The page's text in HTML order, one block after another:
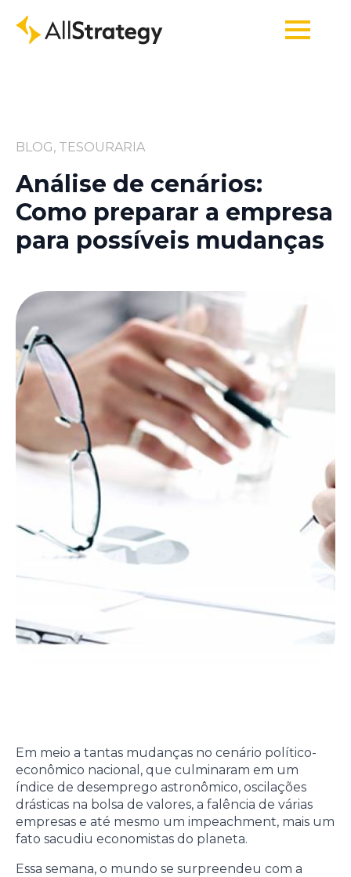
BLOG, TESOURARIA
Análise de cenários:
Como preparar a empresa
para possíveis mudanças
Em meio a tantas mudanças no cenário político-
econômico nacional, que culminaram em um
índice de desemprego astronômico, oscilações
drásticas na bolsa de valores, a falência de várias
empresas e até mesmo um impeachment, mais um
fato sacudiu economistas do planeta.
Essa semana, o mundo se surpreendeu com a